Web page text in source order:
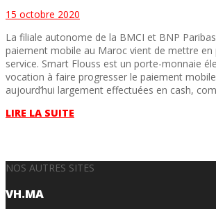
15 octobre 2020
La filiale autonome de la BMCI et BNP
paiement mobile au Maroc vient de mettre en
service. Smart Flouss est un porte-monnaie
vocation à faire progresser le paiement
aujourd’hui largement effectuées en cash,
LIRE LA SUITE
NOS AUTRES SITES
VH.MA